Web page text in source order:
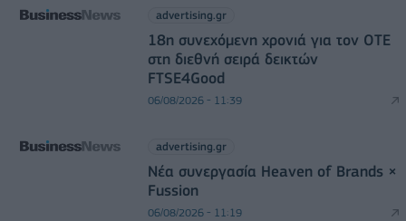
advertising.gr
18η συνεχόμενη χρονιά για τον ΟΤΕ
στη διεθνή σειρά δεικτών
FTSE4Good
06/08/2026 - 11:39
advertising.gr
Νέα συνεργασία Heaven of Brands ×
Fussion
06/08/2026 - 11:19